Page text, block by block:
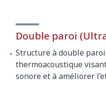
Double paroi
Structure à double
thermoacoustique
sonore et à améliorer